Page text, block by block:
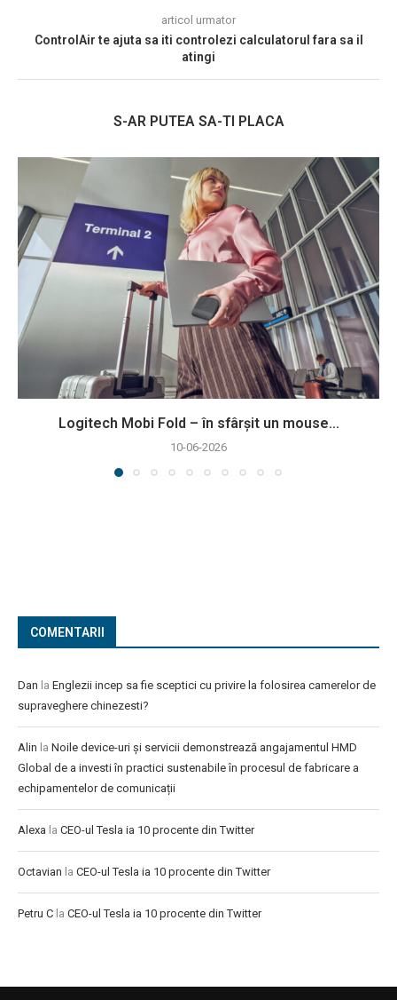
articol urmator
ControlAir te ajuta sa iti controlezi calculatorul fara sa il
atingi
S-AR PUTEA SA-TI PLACA
Logitech Mobi Fold – în sfârșit un mouse...
10-06-2026
COMENTARII
Dan la Englezii incep sa fie sceptici cu privire la folosirea camerelor de
supraveghere chinezesti?
Alin la Noile device-uri și servicii demonstrează angajamentul HMD
Global de a investi în practici sustenabile în procesul de fabricare a
echipamentelor de comunicații
Alexa la CEO-ul Tesla ia 10 procente din Twitter
Octavian la CEO-ul Tesla ia 10 procente din Twitter
Petru C la CEO-ul Tesla ia 10 procente din Twitter